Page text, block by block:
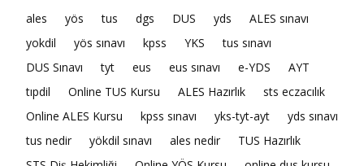
ales yös tus dgs DUS yds
ALES sınavı
yokdil
yös sınavı kpss YKS
tus sınavı
DUS Sınavı
tyt eus eus sınavı e-YDS
AYT
tıpdil
Online TUS Kursu ALES Hazırlık
sts eczacılık
Online ALES Kursu
kpss sınavı yks-tyt-ayt
yds sınavı
tus nedir
yökdil sınavı ales nedir
TUS Hazırlık